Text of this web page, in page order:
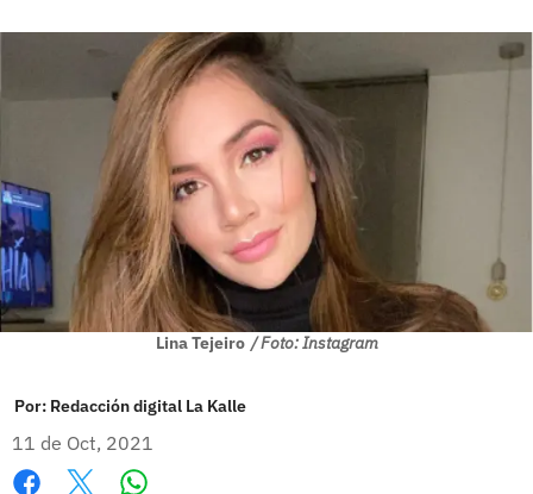
Lina Tejeiro / Foto: Instagram
Por: Redacción digital La Kalle
11 de Oct, 2021